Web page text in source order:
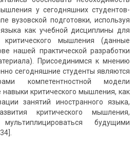
у сегодняшних студентов-
вузовской подготовки, используя
как учебной дисциплины для
мышления (данные
нашей практической разработки
Присоединимся к мнению
сегодняшние студенты являются
компетентностной модели
навыки критического мышления, как
занятий иностранного языка,
критического мышления,
будущими